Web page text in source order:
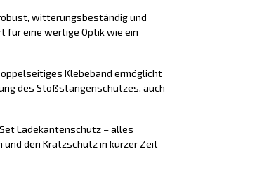
witterungsbeständig und
für eine wertige Optik wie ein
Klebeband ermöglicht
des Stoßstangenschutzes, auch
Ladekantenschutz – alles
den Kratzschutz in kurzer Zeit